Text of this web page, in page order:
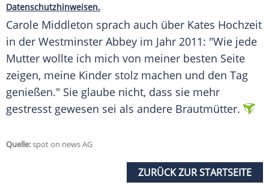
Datenschutzhinweisen.
Carole Middleton sprach auch über Kates Hochzeit
in der Westminster Abbey im Jahr 2011: "Wie jede
Mutter wollte ich mich von meiner besten Seite
zeigen, meine Kinder stolz machen und den Tag
genießen." Sie glaube nicht, dass sie mehr
gestresst gewesen sei als andere Brautmütter.
Quelle:spot on news AG
ZURÜCK ZUR STARTSEITE